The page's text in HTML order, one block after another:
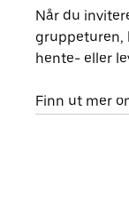
Når du
gruppeturen,
hente- eller
Finn ut mer